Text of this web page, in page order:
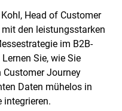
Head of Customer
den leistungsstarken
im B2B-
Sie, wie Sie
Customer Journey
Daten mühelos in
integrieren.